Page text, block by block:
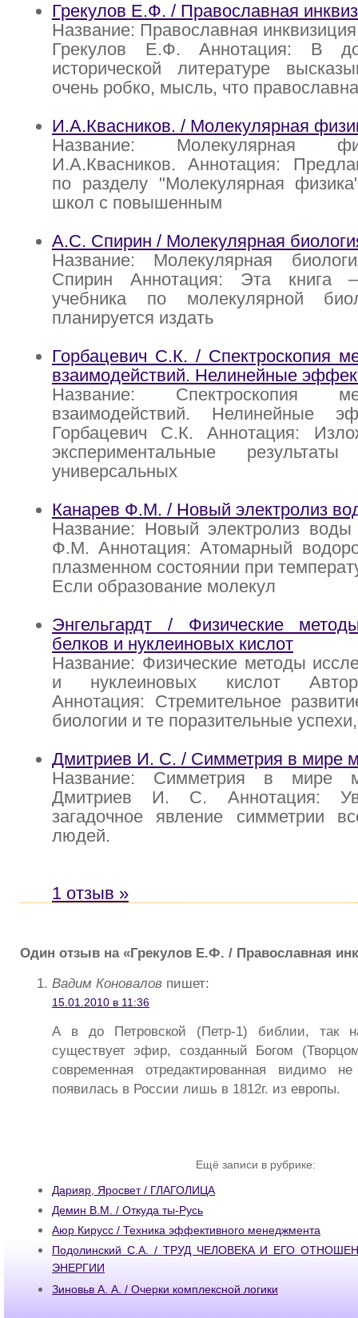
Грекулов Е.Ф. / Православная
Название: Православная
Грекулов Е.Ф. Аннотация: В
исторической литературе
очень робко, мысль, что
И.А.Квасников. / Молекулярная
Название: Молекулярная
И.А.Квасников. Аннотация:
по разделу "Молекулярная
школ с повышенным
А.С. Спирин / Молекулярная
Название: Молекулярная
Спирин Аннотация: Эта
учебника по молекулярной
планируется издать
Горбацевич С.К. / Спектроскопия
взаимодействий. Нелинейные
Название: Спектроскопия
взаимодействий. Нелинейные
Горбацевич С.К. Аннотация:
экспериментальные
универсальных
Канарев Ф.М. / Новый электролиз
Название: Новый электролиз
Ф.М. Аннотация: Атомарный
плазменном состоянии при
Если образование молекул
Энгельгардт / Физические
белков и нуклеиновых кислот
Название: Физические методы
и нуклеиновых кислот
Аннотация: Стремительное
биологии и те поразительные успехи,
Дмитриев И. С. / Симметрия в мире
Название: Симметрия в мире
Дмитриев И. С. Аннотация:
загадочное явление симметрии
людей.
1 отзыв »
Один отзыв на «Грекулов Е.Ф. / Православная
Вадим Коновалов пишет:
15.01.2010 в 11:36
А в до Петровской (Петр-1) библии, так
существует эфир, созданный Богом
современная отредактированная видимо
появилась в России лишь в 1812г. из европы.
Ещё записи в рубрике:
Дарияр, Яросвет / ГЛАГОЛИЦА
Демин В.М. / Откуда ты-Русь
Аюр Кирусс / Техника эффективного менеджмента
Подолинский С.А. / ТРУД ЧЕЛОВЕКА И ЕГО
ЭНЕРГИИ
Зиновьв А. А. / Очерки комплексной логики